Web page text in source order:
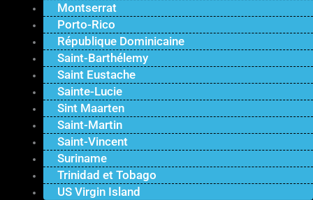
Montserrat
Porto-Rico
République Dominicaine
Saint-Barthélemy
Saint Eustache
Sainte-Lucie
Sint Maarten
Saint-Martin
Saint-Vincent
Suriname
Trinidad et Tobago
US Virgin Island